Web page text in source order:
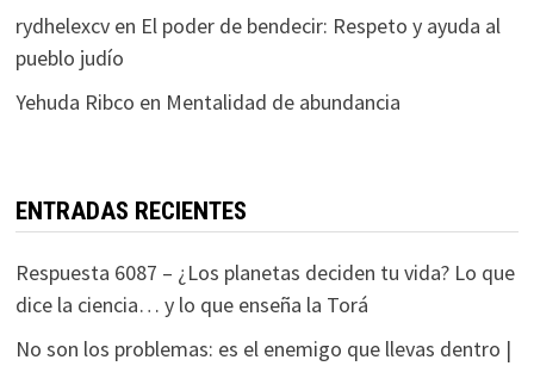
rydhelexcven El poder de bendecir: Respeto y ayuda al
pueblo judío
Yehuda Ribco en Mentalidad de abundancia
ENTRADAS RECIENTES
Respuesta 6087 – ¿Los planetas deciden tu vida? Lo que
dice la ciencia… y lo que enseña la Torá
No son los problemas: es el enemigo que llevas dentro |